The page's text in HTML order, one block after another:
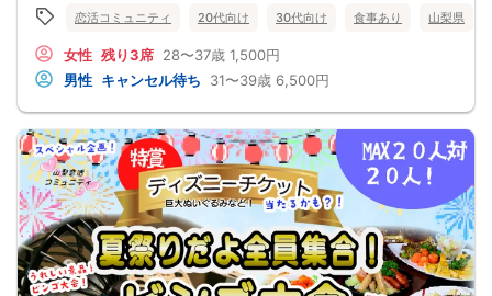
🌼 ちょっぴり年上彼氏と出会いたい方へ！
男性31～39歳・女性28～37歳対象なので、女性から見て少し年上の男性と出会い
🌿 20代後半30代中心で、話題が合いやすい！
仕事、休日の過ごし方、趣味、恋愛観など、自然に話題が広がりやすい年代で
す。将来のことも少しずつ考えながら、まずは楽しく交流したい方にもおすすめ
前半はグループで雰囲気に慣れながら交流し、後半は1対1に近い形でお話しでき
る個別トークへ。複数の方と話せるので、お相手の雰囲気や人柄を知りやすい進
行です。
🌼 【本イベントの3つのおすすめポイント】
・優しいちょっぴり年上彼氏と出会いたい方におすすめ！
・20代後半30代中心で、同年代に近い方と話しやすい
・グループトークと個別トークの両方で自然に交流できる！
📋 【イベント概要】
所要時間： 約2時間15分
進行形式： グループトーク ＋ 個別トーク
恋活コミュニティ 20代向け 30代向け 食事あり 山梨県
女性 残り3席 28〜37歳 1,500円
男性 キャンセル待ち 31〜39歳 6,500円